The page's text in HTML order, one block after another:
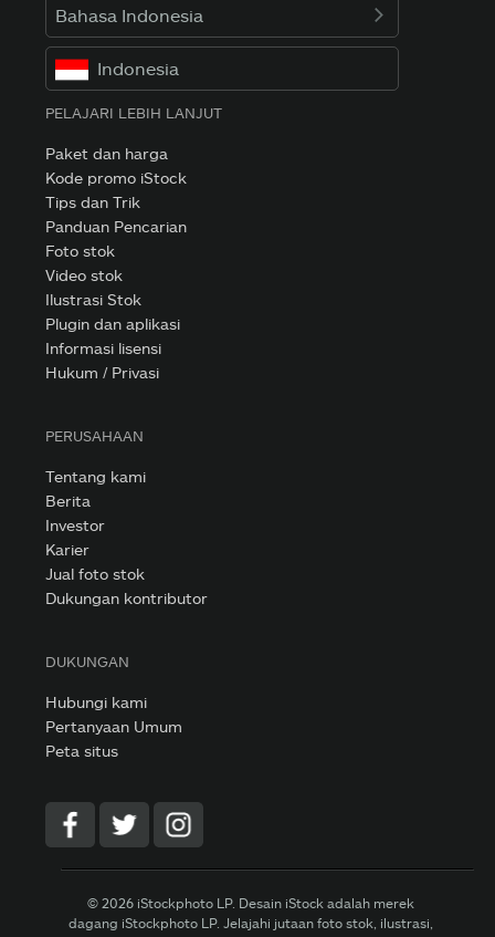
Bahasa Indonesia
Indonesia
PELAJARI LEBIH LANJUT
Paket dan harga
Kode promo iStock
Tips dan Trik
Panduan Pencarian
Foto stok
Video stok
Ilustrasi Stok
Plugin dan aplikasi
Informasi lisensi
Hukum / Privasi
PERUSAHAAN
Tentang kami
Berita
Investor
Karier
Jual foto stok
Dukungan kontributor
DUKUNGAN
Hubungi kami
Pertanyaan Umum
Peta situs
© 2026 iStockphoto LP. Desain iStock adalah merek
dagang iStockphoto LP. Jelajahi jutaan foto stok, ilustrasi,